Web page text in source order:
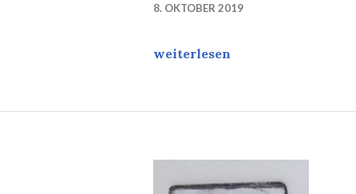
8. OKTOBER 2019
Extinction Rebellion…
weiterlesen